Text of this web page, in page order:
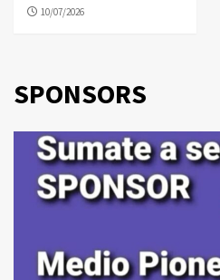
10/07/2026
SPONSORS